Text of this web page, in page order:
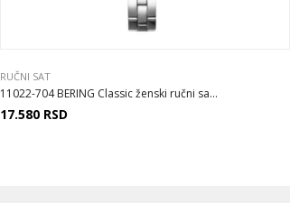
RUČNI SAT
11022-704 BERING Classic ženski ručni sa...
17.580 RSD